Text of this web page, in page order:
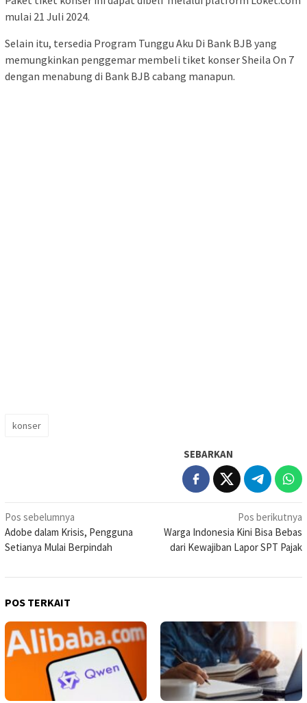
mulai 21 Juli 2024.
Selain itu, tersedia Program Tunggu Aku Di Bank BJB yang
memungkinkan penggemar membeli tiket konser Sheila On 7
dengan menabung di Bank BJB cabang manapun.
konser
SEBARKAN
Navigasi
pos
Pos sebelumnya
Adobe dalam Krisis, Pengguna
Setianya Mulai Berpindah
Pos berikutnya
Warga Indonesia Kini Bisa Bebas
dari Kewajiban Lapor SPT Pajak
POS TERKAIT